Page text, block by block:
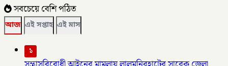
সবচেয়ে বেশি পঠিত
আজ এই সপ্তাহ এই মাস
১